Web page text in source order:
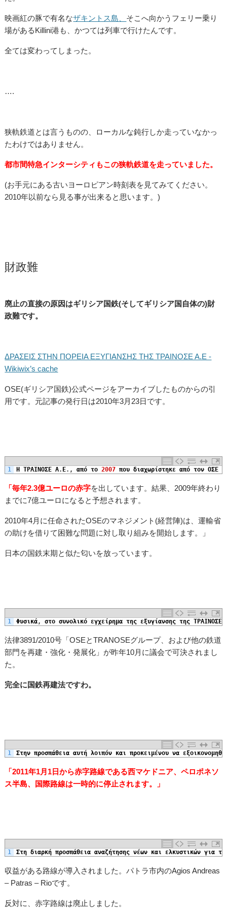
映画紅の豚で有名なザキントス島、 そこへ向かうフェリー乗り
場があるKillini港も、かつては列車で行けたんです。
全ては変わってしまった。
….
狭軌鉄道とは言うものの、ローカルな鈍行しか走っていなかっ
たわけではありません。
都市間特急インターシティもこの狭軌鉄道を走っていました。
(お手元にある古いヨーロピアン時刻表を見てみてください。
2010年以前なら見る事が出来ると思います。)
財政難
廃止の直接の原因はギリシア国鉄(そしてギリシア国自体の)財
政難です。
ΔΡΑΣΕΙΣ ΣΤΗΝ ΠΟΡΕΙΑ ΕΞΥΓΙΑΝΣΗΣ ΤΗΣ ΤΡΑΙΝΟΣΕ Α.Ε -
Wikiwix’s cache
OSE(ギリシア国鉄)公式ページをアーカイブしたものからの引
用です。元記事の発行日は2010年3月23日です。
1 Η ΤΡΑΙΝΟΣΕ Α. Ε. , από το 2007 που διαχωρίστηκε από τον ΟΣΕ
「毎年2.3億ユーロの赤字を出しています。結果、2009年終わり
までに7億ユーロになると予想されます。
2010年4月に任命されたOSEのマネジメント(経営陣)は、運輸省
の助けを借りて困難な問題に対し取り組みを開始します。」
日本の国鉄末期と似た匂いを放っています。
1 Φυσικά, στο συνολικό εγχείρημα της εξυγίανσης της ΤΡΑΙΝΟΣΕ
法律3891/2010号「OSEとTRANOSEグループ、および他の鉄道
部門を再建・強化・発展化」が昨年10月に議会で可決されまし
た。
完全に国鉄再建法ですわ。
1 Στην προσπάθεια αυτή λοιπόν και προκειμένου να
「2011年1月1日から赤字路線である西マケドニア、ペロポネソ
ス半島、国際路線は一時的に停止されます。」
1 Στη διαρκή προσπάθεια αναζήτησης νέων και ελκυστικών για το
収益がある路線が導入されました。パトラ市内のAgios Andreas
– Patras – Rioです。
反対に、赤字路線は廃止しました。